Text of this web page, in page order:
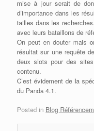
mise à jour serait de
d’importance dans les
tailles dans les
avec leurs bataillons de
On peut en douter mais
résultat sur une requête
deux slots pour des
contenu.
C’est évidement de la
du Panda 4.1.
Posted in Blog